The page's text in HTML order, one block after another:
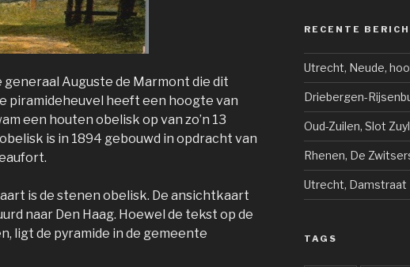
generaal Auguste de Marmont die dit
piramideheuvel heeft een hoogte van
een houten obelisk op van zo’n 13
is in 1894 gebouwd in opdracht van
is de stenen obelisk. De ansichtkaart
naar Den Haag. Hoewel de tekst op de
ligt de pyramide in de gemeente
RECENTE
Utrecht, Neude,
Driebergen-
Oud-Zuilen, Slot
Rhenen, De
Utrecht, Damstraat
TAGS